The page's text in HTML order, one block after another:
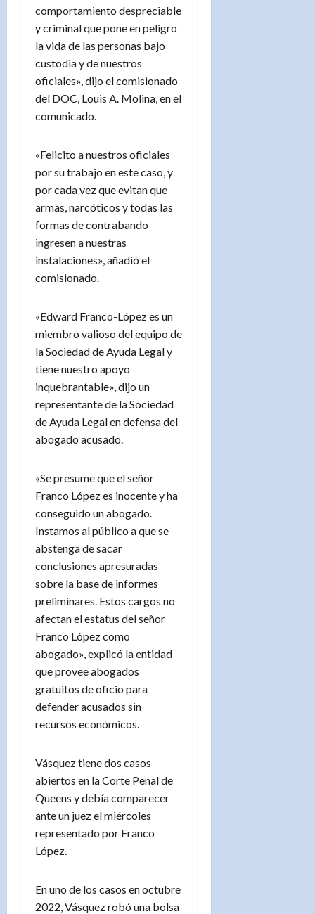
comportamiento despreciable
y criminal que pone en peligro
la vida de las personas bajo
custodia y de nuestros
oficiales», dijo el comisionado
del DOC, Louis A. Molina, en el
comunicado.
«Felicito a nuestros oficiales
por su trabajo en este caso, y
por cada vez que evitan que
armas, narcóticos y todas las
formas de contrabando
ingresen a nuestras
instalaciones», añadió el
comisionado.
«Edward Franco-López es un
miembro valioso del equipo de
la Sociedad de Ayuda Legal y
tiene nuestro apoyo
inquebrantable», dijo un
representante de la Sociedad
de Ayuda Legal en defensa del
abogado acusado.
«Se presume que el señor
Franco López es inocente y ha
conseguido un abogado.
Instamos al público a que se
abstenga de sacar
conclusiones apresuradas
sobre la base de informes
preliminares. Estos cargos no
afectan el estatus del señor
Franco López como
abogado», explicó la entidad
que provee abogados
gratuitos de oficio para
defender acusados sin
recursos económicos.
Vásquez tiene dos casos
abiertos en la Corte Penal de
Queens y debía comparecer
ante un juez el miércoles
representado por Franco
López.
En uno de los casos en octubre
2022, Vásquez robó una bolsa